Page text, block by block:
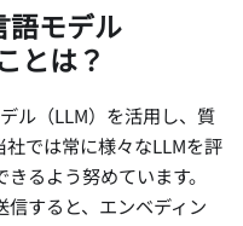
語モデル
とは？
ル（LLM）を活用し、質
では常に様々なLLMを評
るよう努めています。
すると、エンベディン